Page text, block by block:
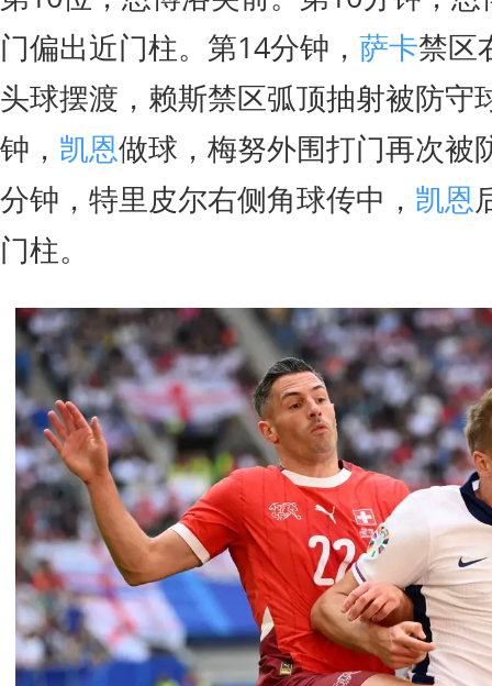
门偏出近门柱。第14分钟， 萨卡禁区
头球摆渡，赖斯禁区弧顶抽射被防守
钟， 凯恩做球，梅努外围打门再次被
分钟，特里皮尔右侧角球传中， 凯恩
门柱。